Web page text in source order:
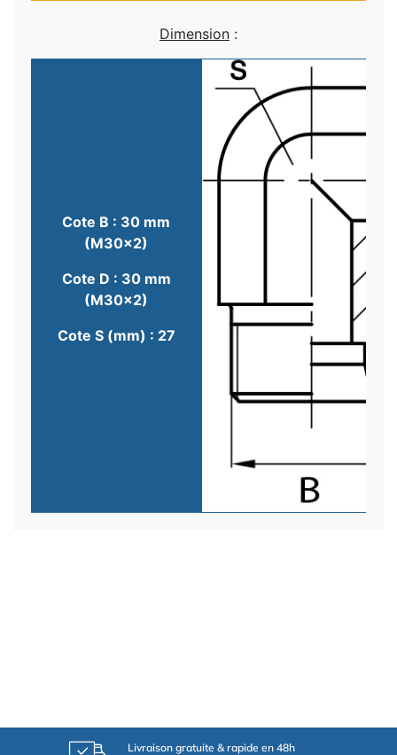
Dimension :
Cote B : 30 mm
(M30x2)
Cote D : 30 mm
(M30x2)
Cote S (mm) : 27
Livraison gratuite & rapide en 48h